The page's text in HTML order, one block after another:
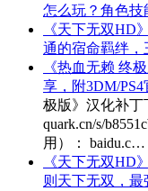
怎么玩？角色技
《天下无双HD
通的宿命羁绊，
《热血无赖 终
享，附3DM/
极版》汉化补丁
quark.cn/s/
用）： baidu.c…
《天下无双HD
则天下无双，